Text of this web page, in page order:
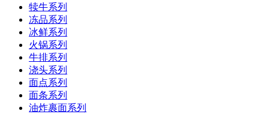
犊牛系列
冻品系列
冰鲜系列
火锅系列
牛排系列
浇头系列
面点系列
面条系列
油炸裹面系列